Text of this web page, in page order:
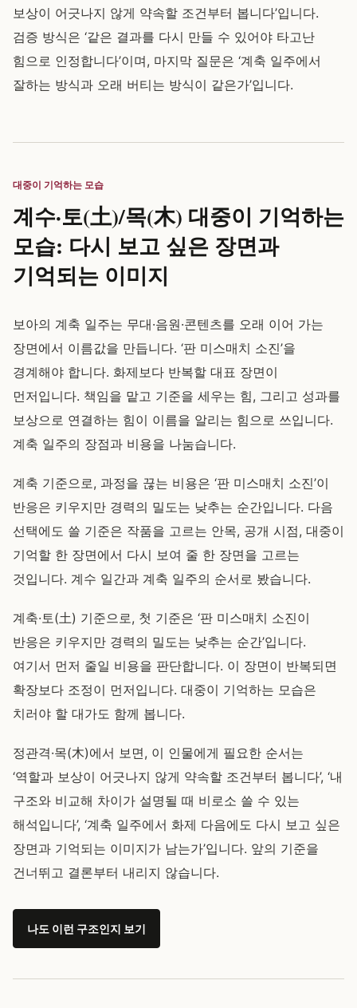
보상이 어긋나지 않게 약속할 조건부터 봅니다’입니다.
검증 방식은 ‘같은 결과를 다시 만들 수 있어야 타고난
힘으로 인정합니다’이며, 마지막 질문은 ‘계축 일주에서
잘하는 방식과 오래 버티는 방식이 같은가’입니다.
대중이 기억하는 모습
계수·토(土)/목(木) 대중이 기억하는
모습: 다시 보고 싶은 장면과
기억되는 이미지
보아의 계축 일주는 무대·음원·콘텐츠를 오래 이어 가는
장면에서 이름값을 만듭니다. ‘판 미스매치 소진’을
경계해야 합니다. 화제보다 반복할 대표 장면이
먼저입니다. 책임을 맡고 기준을 세우는 힘, 그리고 성과를
보상으로 연결하는 힘이 이름을 알리는 힘으로 쓰입니다.
계축 일주의 장점과 비용을 나눔습니다.
계축 기준으로, 과정을 끊는 비용은 ‘판 미스매치 소진’이
반응은 키우지만 경력의 밀도는 낮추는 순간입니다. 다음
선택에도 쓸 기준은 작품을 고르는 안목, 공개 시점, 대중이
기억할 한 장면에서 다시 보여 줄 한 장면을 고르는
것입니다. 계수 일간과 계축 일주의 순서로 봤습니다.
계축·토(土) 기준으로, 첫 기준은 ‘판 미스매치 소진이
반응은 키우지만 경력의 밀도는 낮추는 순간’입니다.
여기서 먼저 줄일 비용을 판단합니다. 이 장면이 반복되면
확장보다 조정이 먼저입니다. 대중이 기억하는 모습은
치러야 할 대가도 함께 봅니다.
정관격·목(木)에서 보면, 이 인물에게 필요한 순서는
‘역할과 보상이 어긋나지 않게 약속할 조건부터 봅니다’, ‘내
구조와 비교해 차이가 설명될 때 비로소 쓸 수 있는
해석입니다’, ‘계축 일주에서 화제 다음에도 다시 보고 싶은
장면과 기억되는 이미지가 남는가’입니다. 앞의 기준을
건너뛰고 결론부터 내리지 않습니다.
나도 이런 구조인지 보기